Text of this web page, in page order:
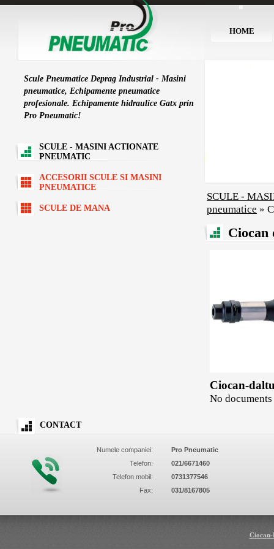
Scule Pneumatice Deprag Industrial - Masini
pneumatice, Echipamente pneumatice
profesionale. Echipamente hidraulice Gatx prin
Pro Pneumatic!
SCULE - MASINI ACTIONATE
PNEUMATIC
ACCESORII SCULE SI MASINI
PNEUMATICE
SCULE DE MANA
HOME
SCULE -
pneumatice »
Ciocan
Ciocan-
No
CONTACT
Numele companiei:
Pro Pneumatic
Telefon:
021/6671460
Telefon mobil:
0731377546
Fax:
031/8167805